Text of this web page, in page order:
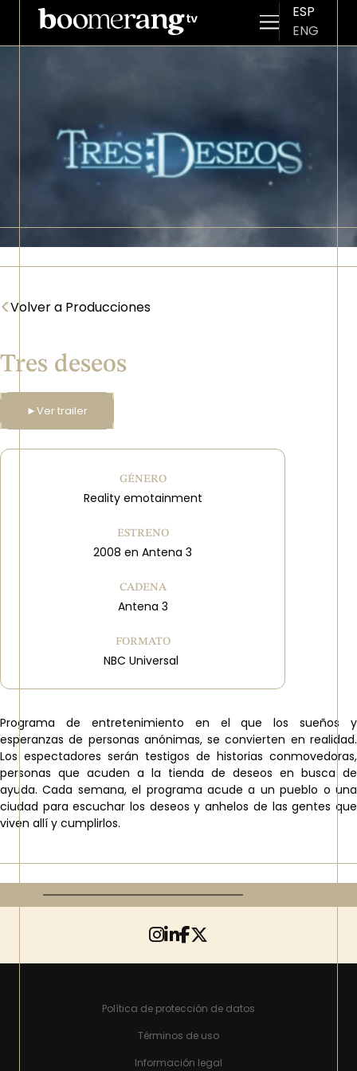
ESP
ENG
<Volver a Producciones
Tres deseos
►Ver trailer
GÉNERO
Reality emotainment
ESTRENO
2008 en Antena 3
CADENA
Antena 3
FORMATO
NBC Universal
Programa de entretenimiento en el que los sueños y
esperanzas de personas anónimas, se convierten en realidad.
Los espectadores serán testigos de historias conmovedoras,
personas que acuden a la tienda de deseos en busca de
ayuda. Cada semana, el programa acude a un pueblo o una
ciudad para escuchar los deseos y anhelos de las gentes que
viven allí y cumplirlos.
Política de protección de datos
Términos de uso
Información legal